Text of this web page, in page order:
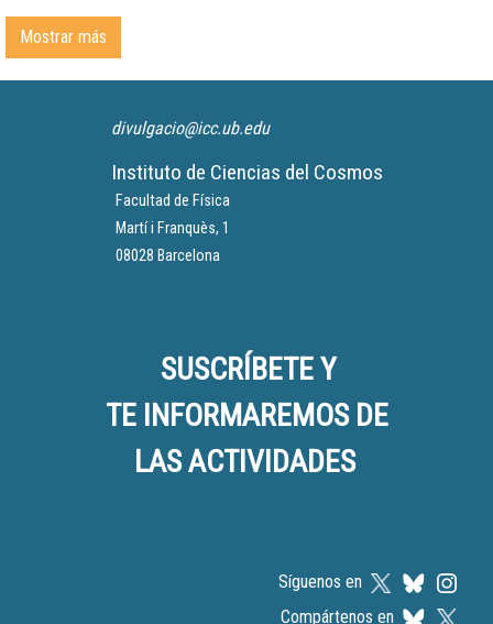
Mostrar más
divulgacio@icc.ub.edu
Instituto de Ciencias del Cosmos
Facultad de Física
Martí i Franquès, 1
08028 Barcelona
SUSCRÍBETE Y
TE INFORMAREMOS DE
LAS ACTIVIDADES
Síguenos en
Compártenos en